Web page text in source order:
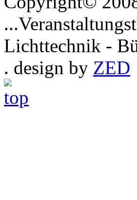
Lichttechnik -
. design by ZED